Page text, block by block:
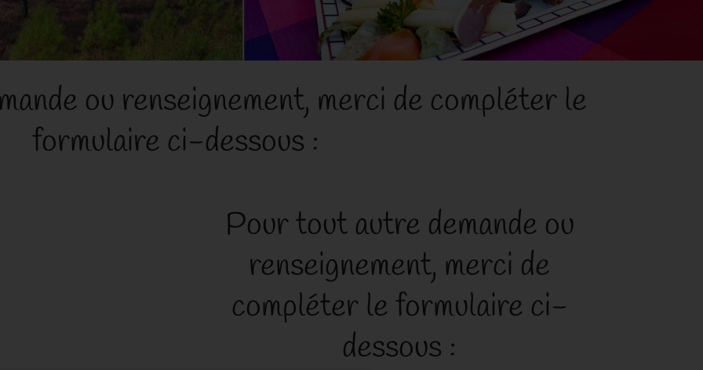
ou renseignement, merci de compléter le
formulaire ci-dessous :
Pour tout autre demande ou
renseignement, merci de
compléter le formulaire ci-
dessous :